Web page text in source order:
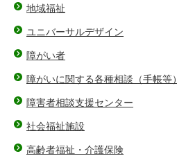
地域福祉
ユニバーサルデザイン
障がい者
障がいに関する各種相談（手帳等）
障害者相談支援センター
社会福祉施設
高齢者福祉・介護保険